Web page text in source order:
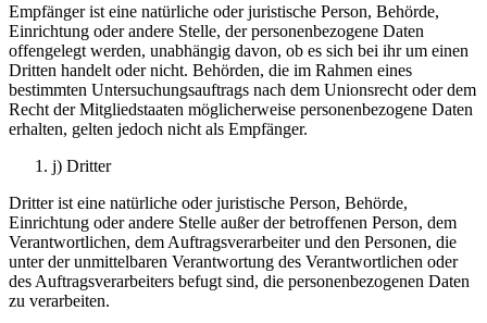
Empfänger ist eine natürliche oder juristische Person, Behörde,
Einrichtung oder andere Stelle, der personenbezogene Daten
offengelegt werden, unabhängig davon, ob es sich bei ihr um einen
Dritten handelt oder nicht. Behörden, die im Rahmen eines
bestimmten Untersuchungsauftrags nach dem Unionsrecht oder dem
Recht der Mitgliedstaaten möglicherweise personenbezogene Daten
erhalten, gelten jedoch nicht als Empfänger.
j) Dritter
Dritter ist eine natürliche oder juristische Person, Behörde,
Einrichtung oder andere Stelle außer der betroffenen Person, dem
Verantwortlichen, dem Auftragsverarbeiter und den Personen, die
unter der unmittelbaren Verantwortung des Verantwortlichen oder
des Auftragsverarbeiters befugt sind, die personenbezogenen Daten
zu verarbeiten.